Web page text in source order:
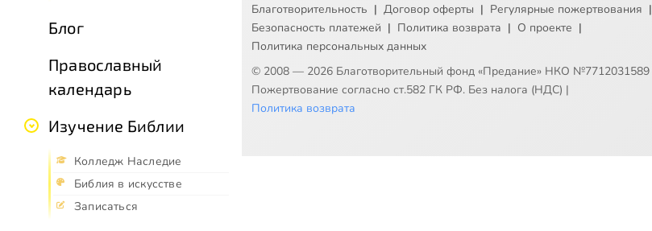
Блог
Православный
календарь
Изучение Библии
Колледж Наследие
Библия в искусстве
Записаться
Благотворительность | Договор оферты | Регулярные пожертвования |
Безопасность платежей | Политика возврата | О проекте |
Политика персональных данных
© 2008 — 2026 Благотворительный фонд «Предание» НКО №7712031589
Пожертвование согласно ст.582 ГК РФ. Без налога (НДС) |
Политика возврата